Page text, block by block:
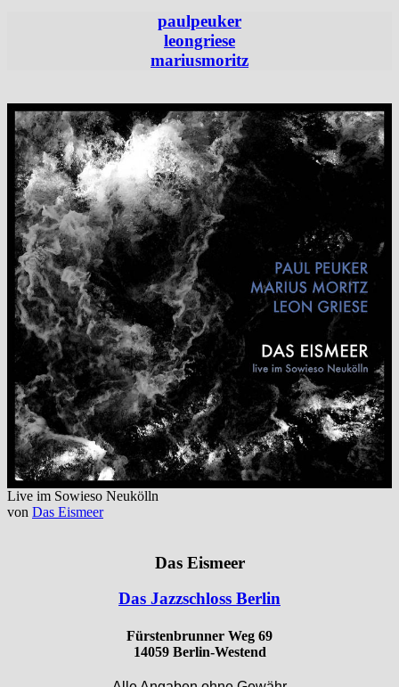
paulpeuker
leongriese
mariusmoritz
Live im Sowieso Neukölln
von Das Eismeer
Das Eismeer
Das Jazzschloss Berlin
Fürstenbrunner Weg 69
14059 Berlin-Westend